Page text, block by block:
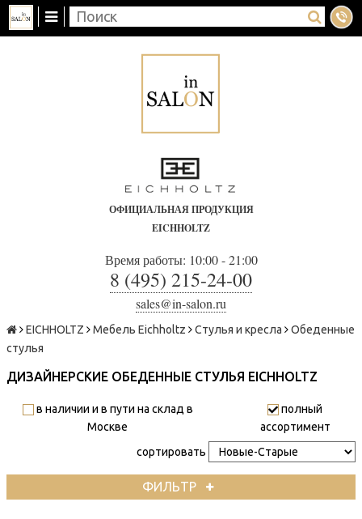
ОФИЦИАЛЬНАЯ ПРОДУКЦИЯ
EICHHOLTZ
Время работы: 10:00 - 21:00
8 (495) 215-24-00
sales@in-salon.ru
EICHHOLTZ Мебель Eichholtz Стулья и кресла
Обеденные
стулья
ДИЗАЙНЕРСКИЕ ОБЕДЕННЫЕ СТУЛЬЯ EICHHOLTZ
в наличии и в пути на склад в
Москве
полный
ассортимент
сортировать
ФИЛЬТР